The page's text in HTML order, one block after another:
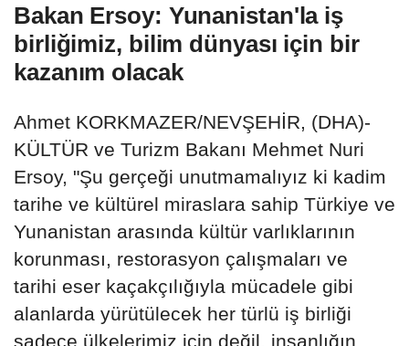
Bakan Ersoy: Yunanistan'la iş
birliğimiz, bilim dünyası için bir
kazanım olacak
Ahmet KORKMAZER/NEVŞEHİR, (DHA)-
KÜLTÜR ve Turizm Bakanı Mehmet Nuri
Ersoy, "Şu gerçeği unutmamalıyız ki kadim
tarihe ve kültürel miraslara sahip Türkiye ve
Yunanistan arasında kültür varlıklarının
korunması, restorasyon çalışmaları ve
tarihi eser kaçakçılığıyla mücadele gibi
alanlarda yürütülecek her türlü iş birliği
sadece ülkelerimiz için değil, insanlığın